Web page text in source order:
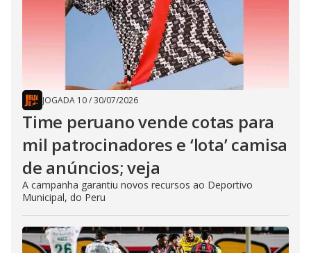
JOGADA 10/30/07/2026
Time peruano vende cotas para
mil patrocinadores e ‘lota’ camisa
de anúncios; veja
A campanha garantiu novos recursos ao Deportivo
Municipal, do Peru